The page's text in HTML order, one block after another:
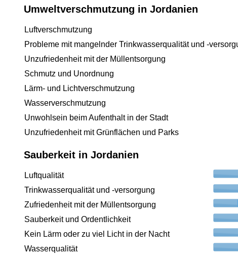
Umweltverschmutzung in Jordanien
Luftverschmutzung
Probleme mit mangelnder Trinkwasserqualität und -
Unzufriedenheit mit der Müllentsorgung
Schmutz und Unordnung
Lärm- und Lichtverschmutzung
Wasserverschmutzung
Unwohlsein beim Aufenthalt in der Stadt
Unzufriedenheit mit Grünflächen und Parks
Sauberkeit in Jordanien
Luftqualität
Trinkwasserqualität und -versorgung
Zufriedenheit mit der Müllentsorgung
Sauberkeit und Ordentlichkeit
Kein Lärm oder zu viel Licht in der Nacht
Wasserqualität